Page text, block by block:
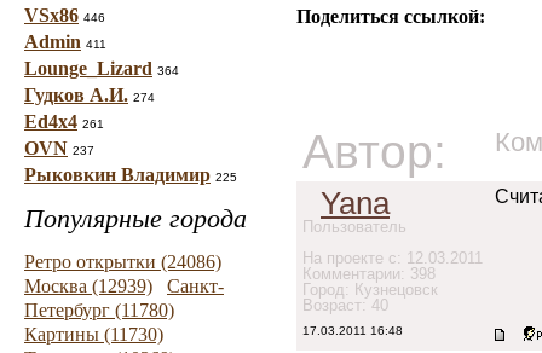
VSx86 446
Admin 411
Lounge_Lizard 364
Гудков А.И. 274
Ed4x4 261
OVN 237
Рыковкин Владимир 225
Популярные города
Ретро открытки (24086)
Москва (12939)
Санкт-
Петербург (11780)
Картины (11730)
Поделиться ссылкой:
Автор:
Yana
Пользователь
На проекте с: 12.03.2011
Комментарии: 398
Город: Кузнецовск
Возраст: 40
17.03.2011 16:48